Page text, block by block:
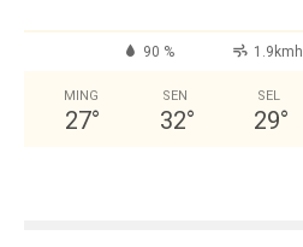
90 % 1.9kmh
MING
27°
SEN
32°
SEL
29°